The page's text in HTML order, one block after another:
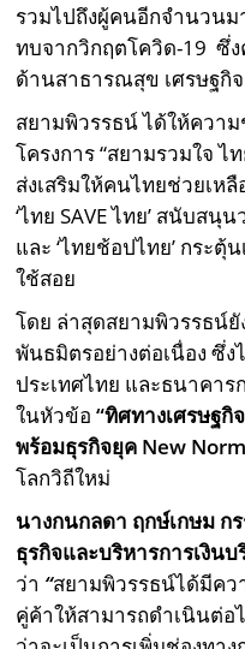
รวมไปถึงผู้คนอีกจำนวนม
ทบจากวิกฤตโควิด-19 ซึ่
ด้านสาธารณสุข เศรษฐกิ
สยามพิวรรธน์ ได้ให้ควา
โครงการ “สยามรวมใจ ไ
ส่งเสริมให้คนไทยช่วยเ
‘ไทย SAVE ไทย’ สนับส
และ ‘ไทยช้อปไทย’ กระตุ้
ใช้สอย
โดย ล่าสุดสยามพิวรรธน์
พันธมิตรอย่างต่อเนื่อง ซึ่
ประเทศไทย และธนาคา
ในหัวข้อ“ทิศทางเศรษฐกิ
พร้อมธุรกิจยุค New
โลกวิถีใหม่
นางกนกลดา ฤกษ์เกษม
ธุรกิจและบริหารการเงินบ
ว่า “สยามพิวรรธน์ได้มีค
คู่ค้าให้สามารถดำเนินต่อ